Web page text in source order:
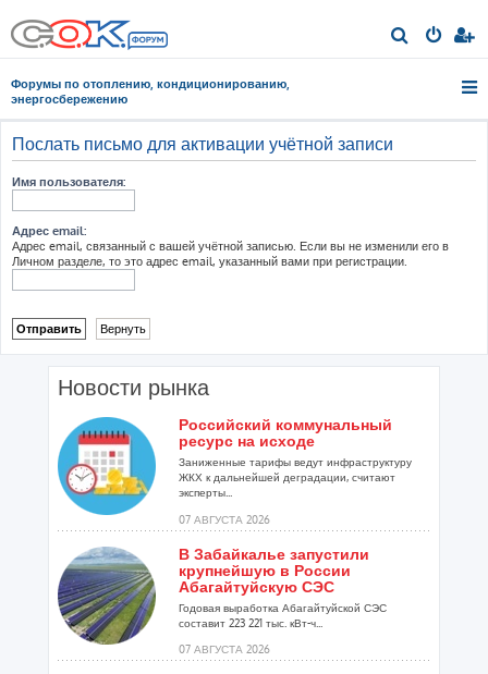
о
Форумы по отоплению, кондиционированию,
энергосбережению
Послать письмо для активации учётной записи
Имя пользователя:
Адрес email:
Адрес email, связанный с вашей учётной записью. Если вы не изменили его в
Личном разделе, то это адрес email, указанный вами при регистрации.
Новости рынка
Российский коммунальный
ресурс на исходе
Заниженные тарифы ведут инфраструктуру
ЖКХ к дальнейшей деградации, считают
эксперты...
07 АВГУСТА 2026
В Забайкалье запустили
крупнейшую в России
Абагайтуйскую СЭС
Годовая выработка Абагайтуйской СЭС
составит 223 221 тыс. кВт-ч...
07 АВГУСТА 2026